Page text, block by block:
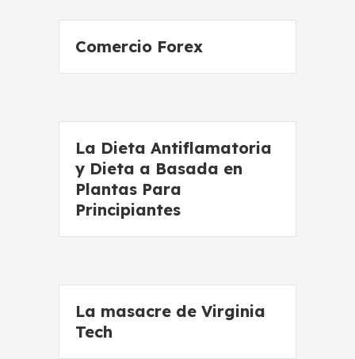
Comercio Forex
La Dieta Antiflamatoria
y Dieta a Basada en
Plantas Para
Principiantes
La masacre de Virginia
Tech